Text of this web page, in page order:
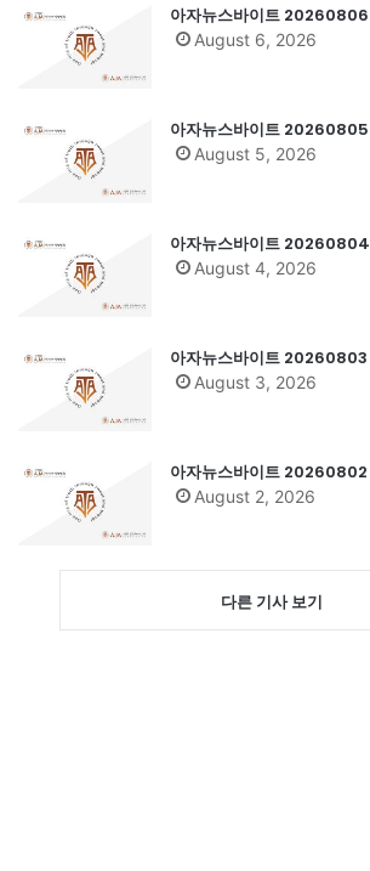
아자뉴스바이트 20260806
August 6, 2026
아자뉴스바이트 20260805
August 5, 2026
아자뉴스바이트 20260804
August 4, 2026
아자뉴스바이트 20260803
August 3, 2026
아자뉴스바이트 20260802
August 2, 2026
다른 기사 보기